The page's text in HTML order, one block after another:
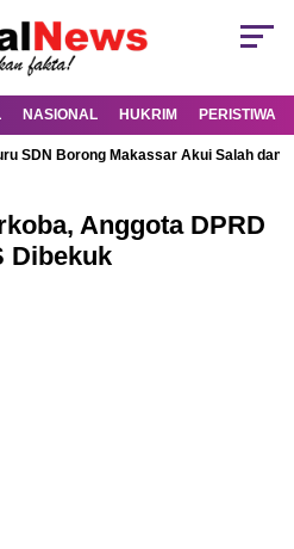
NASIONAL HUKRIM PERISTIWA
SDN Borong Makassar Akui Salah dan
Anggota DPRD
Dibekuk